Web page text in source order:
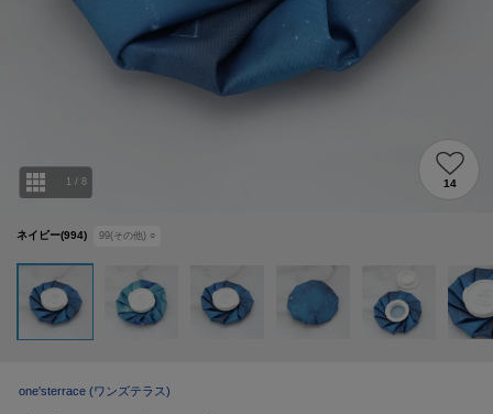
ネイビー(994) 99(その他) ○
1 / 8 14
one'sterrace (ワンズテラス)